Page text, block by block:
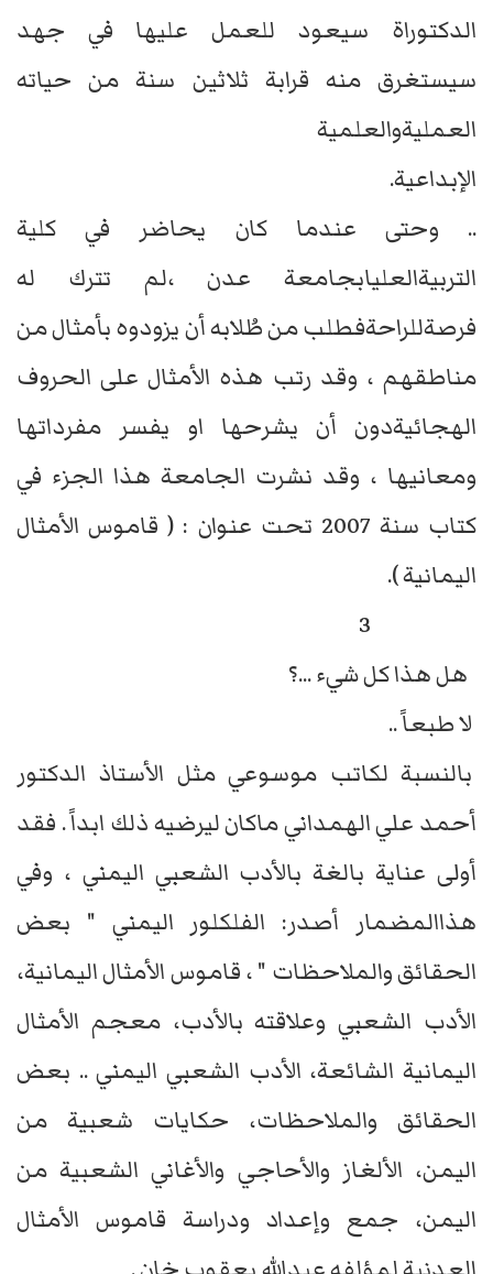
الدكتوراة سيعود للعمل عليها في جهد
سيستغرق منه قرابة ثلاثين سنة من حياته
العمليةوالعلمية
الإبداعية.
.. وحتى عندما كان يحاضر في كلية
التربيةالعليابجامعة عدن ،لم تترك له
فرصةللراحةفطلب من طُلابه أن يزودوه بأمثال من
مناطقهم ، وقد رتب هذه الأمثال على الحروف
الهجائيةدون أن يشرحها او يفسر مفرداتها
ومعانيها ، وقد نشرت الجامعة هذا الجزء في
كتاب سنة 2007 تحت عنوان : ( قاموس الأمثال
اليمانية ).
هل هذا كل شيء ...؟
لا طبعاً ..
بالنسبة لكاتب موسوعي مثل الأستاذ الدكتور
أحمد علي الهمداني ماكان ليرضيه ذلك ابداً . فقد
أولى عناية بالغة بالأدب الشعبي اليمني ، وفي
هذاالمضمار أصدر: الفلكلور اليمني " بعض
الحقائق والملاحظات " ، قاموس الأمثال اليمانية،
الأدب الشعبي وعلاقته بالأدب، معجم الأمثال
اليمانية الشائعة، الأدب الشعبي اليمني .. بعض
الحقائق والملاحظات، حكايات شعبية من
اليمن، الألغاز والأحاجي والأغاني الشعبية من
اليمن، جمع وإعداد ودراسة قاموس الأمثال